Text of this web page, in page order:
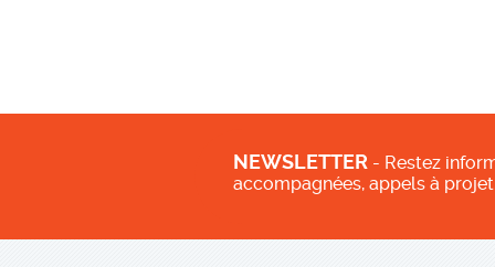
NEWSLETTER - Restez
accompagnées, appels à